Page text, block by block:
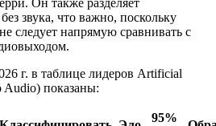
Он также разделяет
звука, что важно, поскольку
следует напрямую сравнивать с
г. в таблице лидеров Artificial
Audio) показаны:
95%